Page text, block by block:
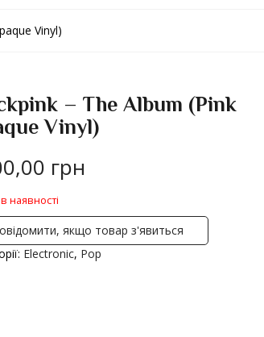
Vinyl)
– The Album (Pink
Vinyl)
грн
наявності
якщо товар з'явиться
Electronic, Pop